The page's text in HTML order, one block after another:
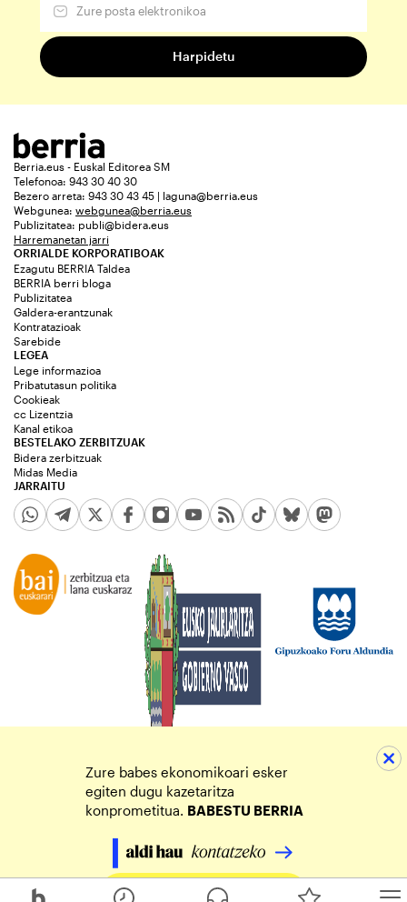
Berria.eus - Euskal Editorea SM
Telefonoa: 943 30 40 30
Bezero arreta: 943 30 43 45 | laguna@berria.eus
Webgunea: webgunea@berria.eus
Publizitatea: publi@bidera.eus
Harremanetan jarri
ORRIALDE KORPORATIBOAK
Ezagutu BERRIA Taldea
BERRIA berri bloga
Publizitatea
Galdera-erantzunak
Kontratazioak
Sarebide
JARRAITU
LEGEA
Lege informazioa
Pribatutasun politika
Cookieak
cc Lizentzia
Kanal etikoa
BESTELAKO ZERBITZUAK
Bidera zerbitzuak
Midas Media
Zure babes ekonomikoari esker
egiten dugu kazetaritza
konprometitua. BABESTU BERRIA
Egin zure ekarpena